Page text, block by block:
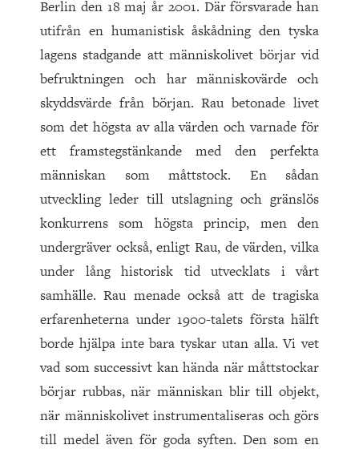
Berlin den 18 maj år 2001. Där försvarade han
utifrån en humanistisk åskådning den tyska
lagens stadgande att människolivet börjar vid
befruktningen och har människovärde och
skyddsvärde från början. Rau betonade livet
som det högsta av alla värden och varnade för
ett framstegstänkande med den perfekta
människan som måttstock. En sådan
utveckling leder till utslagning och gränslös
konkurrens som högsta princip, men den
undergräver också, enligt Rau, de värden, vilka
under lång historisk tid utvecklats i vårt
samhälle. Rau menade också att de tragiska
erfarenheterna under 1900-talets första hälft
borde hjälpa inte bara tyskar utan alla. Vi vet
vad som successivt kan hända när måttstockar
börjar rubbas, när människan blir till objekt,
när människolivet instrumentaliseras och görs
till medel även för goda syften. Den som en